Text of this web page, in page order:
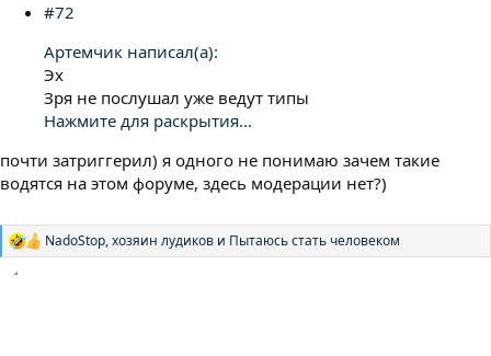
#72
Артемчик написал(а):
Эх
Зря не послушал уже ведут типы
Нажмите для раскрытия...
почти затриггерил) я одного не понимаю зачем такие
водятся на этом форуме, здесь модерации нет?)
Р
NadoStop,хозяин лудиков и Пытаюсь стать человеком